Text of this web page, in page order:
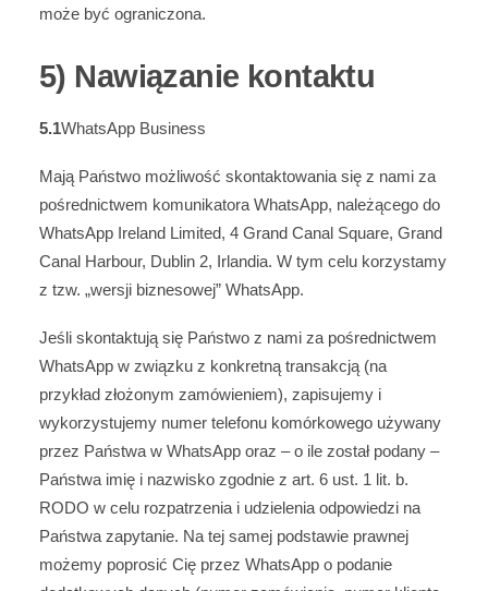
może być ograniczona.
5) Nawiązanie kontaktu
5.1WhatsApp Business
Mają Państwo możliwość skontaktowania się z nami za
pośrednictwem komunikatora WhatsApp, należącego do
WhatsApp Ireland Limited, 4 Grand Canal Square, Grand
Canal Harbour, Dublin 2, Irlandia. W tym celu korzystamy
z tzw. „wersji biznesowej” WhatsApp.
Jeśli skontaktują się Państwo z nami za pośrednictwem
WhatsApp w związku z konkretną transakcją (na
przykład złożonym zamówieniem), zapisujemy i
wykorzystujemy numer telefonu komórkowego używany
przez Państwa w WhatsApp oraz – o ile został podany –
Państwa imię i nazwisko zgodnie z art. 6 ust. 1 lit. b.
RODO w celu rozpatrzenia i udzielenia odpowiedzi na
Państwa zapytanie. Na tej samej podstawie prawnej
możemy poprosić Cię przez WhatsApp o podanie